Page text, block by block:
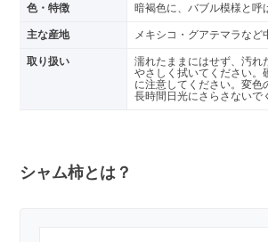
色・特徴 暗褐色に、バブル模様と呼
主な産地 メキシコ・グアテマラなど
取り扱い
濡れたままにはせず、汚れ
やさしく拭いてください。
に注意してください。変色
長時間日光にさらさないで
シャム柿とは？